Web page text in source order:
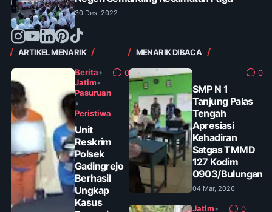
30 Des, 2022
ARTIKEL MENARIK
Berita•
Jatim•
Pasuruan
•
Peristiwa
0
Unit
Reskrim
Polsek
Gadingrejo
Berhasil
Ungkap
Kasus
MENARIK DIBACA
0
SMP N 1
Tanjung Palas
Tengah
Apresiasi
Kehadiran
Satgas TMMD
127 Kodim
0903/Bulungan
04 Mar, 2026
Jatim•
0